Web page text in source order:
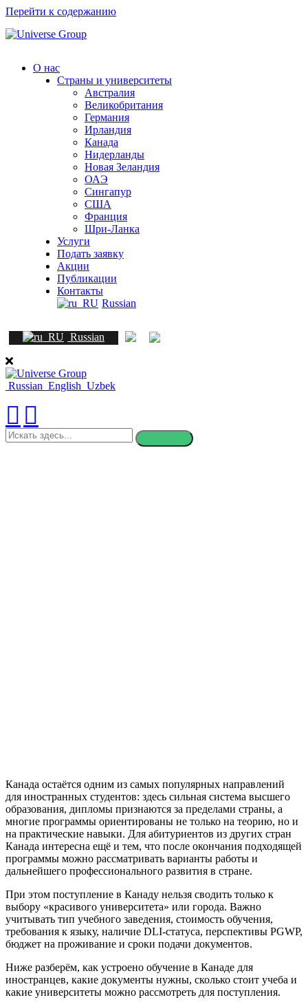
Перейти к содержанию
О нас
Страны и университеты
Австралия
Великобритания
Германия
Ирландия
Канада
Нидерланды
Новая Зеландия
ОАЭ
Сингапур
СШA
Франция
Шри-Ланка
Услуги
Подать заявку
Акции
Публикации
Контакты
Russian
Russian
Russian English Uzbek
искать
здесь
Канада остаётся одним из самых популярных направлений
для иностранных студентов: здесь сильная система высшего
образования, дипломы признаются за пределами страны, а
многие программы ориентированы не только на теорию, но и
на практические навыки. Для абитуриентов из других стран
Канада интересна ещё и тем, что после окончания подходящей
программы можно рассматривать варианты работы и
дальнейшего профессионального развития в стране.
При этом поступление в Канаду нельзя сводить только к
выбору «красивого университета» или города. Важно
учитывать тип учебного заведения, стоимость обучения,
требования к языку, наличие DLI-статуса, перспективы PGWP,
бюджет на проживание и сроки подачи документов.
Ниже разберём, как устроено обучение в Канаде для
иностранцев, какие документы нужны, сколько стоит учеба и
какие университеты можно рассмотреть для поступления.